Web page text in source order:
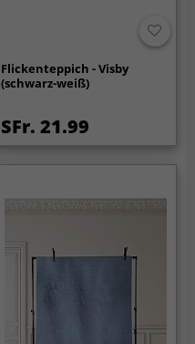
Flickenteppich - Visby
(schwarz-weiß)
SFr. 21.99